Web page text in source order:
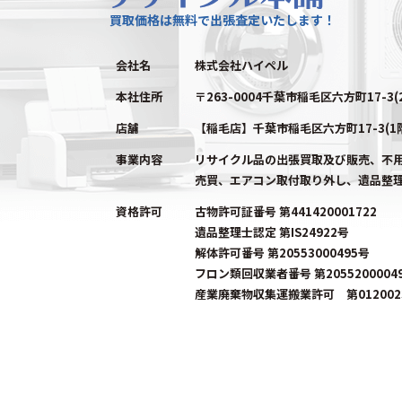
買取価格は無料で出張査定いたします！
会社名
株式会社ハイペル
本社住所
〒263-0004千葉市稲毛区六方町17-
店舗
【稲毛店】千葉市稲毛区六方町17-3(1
事業内容
リサイクル品の出張買取及び販売、不
売買、エアコン取付取り外し、遺品整
資格許可
古物許可証番号 第441420001722
遺品整理士認定 第IS24922号
解体許可番号 第20553000495号
フロン類回収業者番号 第
産業廃棄物収集運搬業許可 第